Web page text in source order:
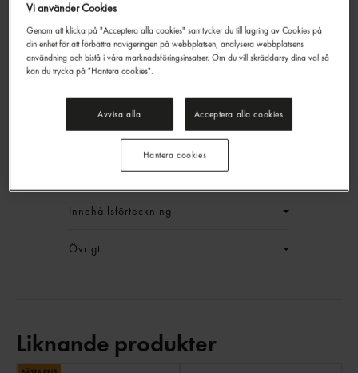
Friterad Lök
EAN: 7311833055178
LOGGA IN
Generell produktinfo
Innehållsförteckning
Övrigt
Liknande produkter
Vi använder Cookies
Genom att klicka på "Acceptera alla cookies" samtycker du till lagring av Cookies på
din enhet för att förbättra navigeringen på webbplatsen, analysera webbplatsens
användning och bistå i våra marknadsföringsinsatser. Om du vill skräddarsy dina val så
kan du trycka på "Hantera cookies".
Avvisa alla Acceptera alla cookies
Hantera cookies